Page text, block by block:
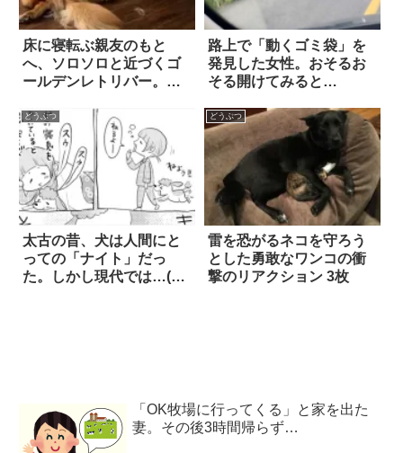
床に寝転ぶ親友のもと
へ、ソロソロと近づくゴ
ールデンレトリバー。そ
に、ほっこり笑った！！
路上で「動くゴミ袋」を
発見した女性。おそるお
そる開けてみると…
どうぶつ
太古の昔、犬は人間にと
っての「ナイト」だっ
た。しかし現代では…(笑)
どうぶつ
雷を恐がるネコを守ろう
とした勇敢なワンコの衝
撃のリアクション 3枚
「OK牧場に行ってくる」と家を出た
妻。その後3時間帰らず…